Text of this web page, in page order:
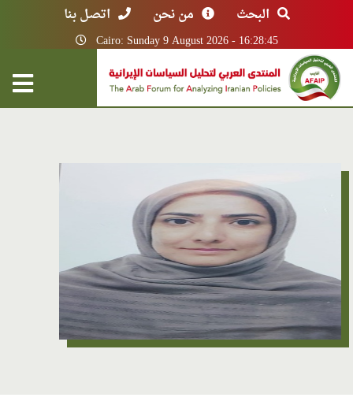
البحث من نحن اتصل بنا
Cairo: Sunday 9 August 2026 - 16:28:45